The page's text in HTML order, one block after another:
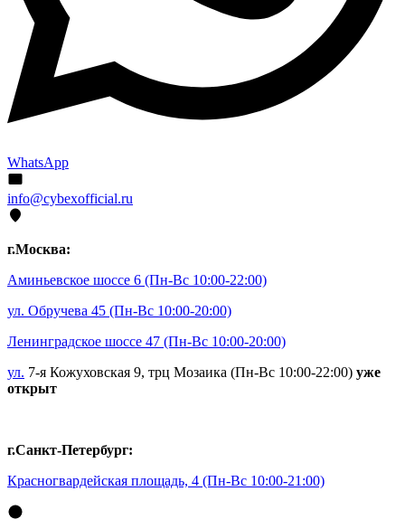
WhatsApp
info@cybexofficial.ru
г.Москва:
Аминьевское шоссе 6 (Пн-Вс 10:00-22:00)
ул. Обручева 45 (Пн-Вс 10:00-20:00)
Ленинградское шоссе 47 (Пн-Вс 10:00-20:00)
ул. 7-я Кожуховская 9, трц Мозаика (Пн-Вс 10:00-22:00) уже
открыт
г.Санкт-Петербург:
Красногвардейская площадь, 4 (Пн-Вс 10:00-21:00)